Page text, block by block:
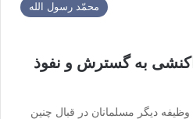
محمّد رسول الله
به گسترش و نفوذ
دیگر مسلمانان در قبال چنین